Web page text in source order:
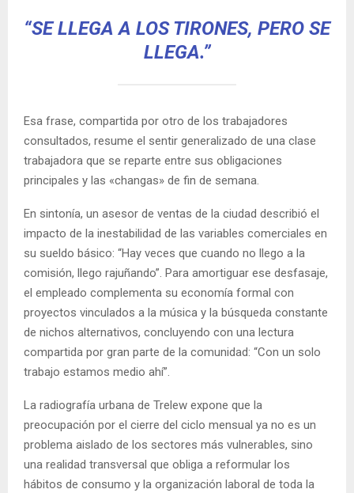
“SE LLEGA A LOS TIRONES, PERO SE
LLEGA.”
Esa frase, compartida por otro de los trabajadores
consultados, resume el sentir generalizado de una clase
trabajadora que se reparte entre sus obligaciones
principales y las «changas» de fin de semana.
En sintonía, un asesor de ventas de la ciudad describió el
impacto de la inestabilidad de las variables comerciales en
su sueldo básico: “Hay veces que cuando no llego a la
comisión, llego rajuñando”. Para amortiguar ese desfasaje,
el empleado complementa su economía formal con
proyectos vinculados a la música y la búsqueda constante
de nichos alternativos, concluyendo con una lectura
compartida por gran parte de la comunidad: “Con un solo
trabajo estamos medio ahí”.
La radiografía urbana de Trelew expone que la
preocupación por el cierre del ciclo mensual ya no es un
problema aislado de los sectores más vulnerables, sino
una realidad transversal que obliga a reformular los
hábitos de consumo y la organización laboral de toda la